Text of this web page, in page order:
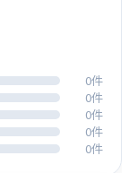
0件
0件
0件
0件
0件